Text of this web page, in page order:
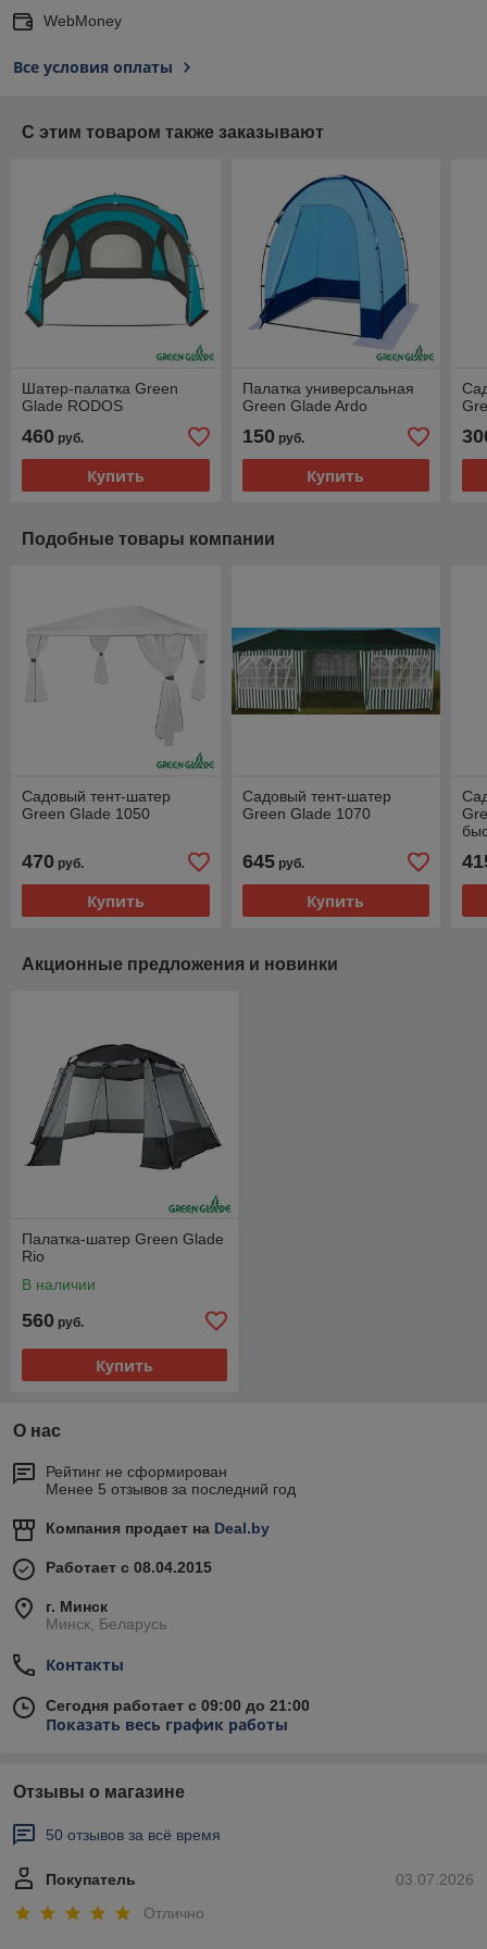
WebMoney
Все условия оплаты
С этим товаром также заказывают
Шатер-палатка Green
Glade RODOS
460 руб.
Купить
Палатка универсальная
Green Glade Ardo
150руб.
Купить
Подобные товары компании
Садовый тент-шатер
Green Glade 1050
470 руб.
Купить
Садовый тент-шатер
Green Glade 1070
645руб.
Купить
Акционные предложения и новинки
Палатка-шатер Green Glade
Rio
В наличии
560 руб.
Купить
О нас
Рейтинг не сформирован
Менее 5 отзывов за последний год
Компания продает на Deal.by
Работает с 08.04.2015
г. Минск
Минск, Беларусь
Контакты
Сегодня работает с 09:00 до 21:00
Показать весь график работы
Отзывы о магазине
50 отзывов за всё время
03.07.2026
Покупатель
Отлично